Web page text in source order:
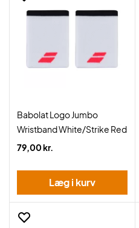
Babolat Logo Jumbo
Wristband White/Strike Red
79,00 kr.
Læg i kurv